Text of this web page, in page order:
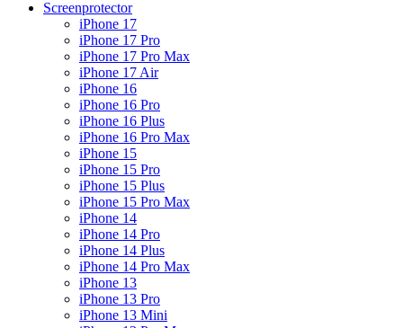
Screenprotector
iPhone 17
iPhone 17 Pro
iPhone 17 Pro Max
iPhone 17 Air
iPhone 16
iPhone 16 Pro
iPhone 16 Plus
iPhone 16 Pro Max
iPhone 15
iPhone 15 Pro
iPhone 15 Plus
iPhone 15 Pro Max
iPhone 14
iPhone 14 Pro
iPhone 14 Plus
iPhone 14 Pro Max
iPhone 13
iPhone 13 Pro
iPhone 13 Mini